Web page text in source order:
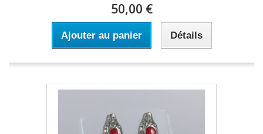
50,00 €
Ajouter au panier Détails